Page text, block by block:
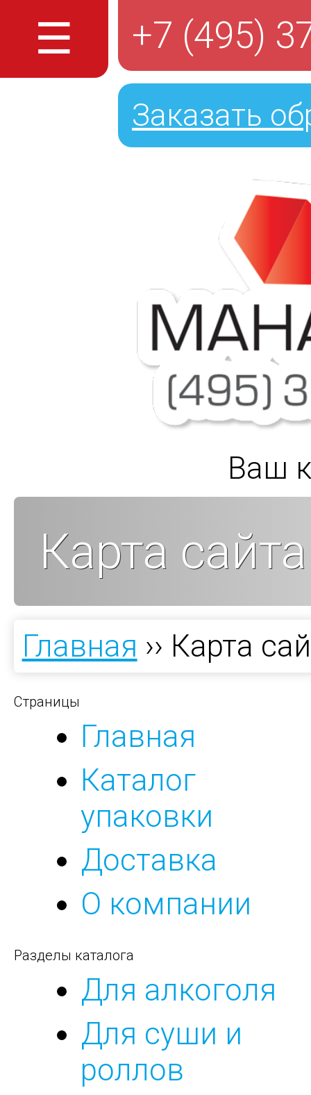
☰ +7 (495)
Заказать
Ваш
Карта сайта
Главная ›› Карта
Страницы
Главная
Каталог
упаковки
Доставка
О компании
Разделы каталога
Для алкоголя
Для суши и
роллов